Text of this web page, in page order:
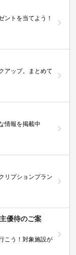
ントを当てよう！
アップ。まとめて
情報を掲載中
リプションプラン
優待のご案
こう！対象施設が